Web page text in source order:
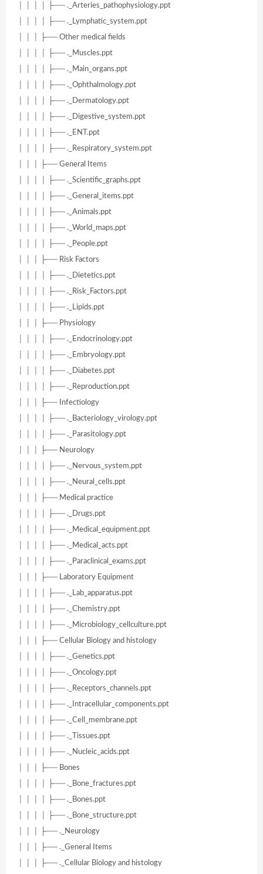
│ │ │ │ ├── ._Arteries_pathophysiology.ppt
│ │ │ │ ├── ._Lymphatic_system.ppt
│ │ │ ├── Other medical fields
│ │ │ │ ├── ._Muscles.ppt
│ │ │ │ ├── ._Main_organs.ppt
│ │ │ │ ├── ._Ophthalmology.ppt
│ │ │ │ ├── ._Dermatology.ppt
│ │ │ │ ├── ._Digestive_system.ppt
│ │ │ │ ├── ._ENT.ppt
│ │ │ │ ├── ._Respiratory_system.ppt
│ │ │ ├── General Items
│ │ │ │ ├── ._Scientific_graphs.ppt
│ │ │ │ ├── ._General_items.ppt
│ │ │ │ ├── ._Animals.ppt
│ │ │ │ ├── ._World_maps.ppt
│ │ │ │ ├── ._People.ppt
│ │ │ ├── Risk Factors
│ │ │ │ ├── ._Dietetics.ppt
│ │ │ │ ├── ._Risk_Factors.ppt
│ │ │ │ ├── ._Lipids.ppt
│ │ │ ├── Physiology
│ │ │ │ ├── ._Endocrinology.ppt
│ │ │ │ ├── ._Embryology.ppt
│ │ │ │ ├── ._Diabetes.ppt
│ │ │ │ ├── ._Reproduction.ppt
│ │ │ ├── Infectiology
│ │ │ │ ├── ._Bacteriology_virology.ppt
│ │ │ │ ├── ._Parasitology.ppt
│ │ │ ├── Neurology
│ │ │ │ ├── ._Nervous_system.ppt
│ │ │ │ ├── ._Neural_cells.ppt
│ │ │ ├── Medical practice
│ │ │ │ ├── ._Drugs.ppt
│ │ │ │ ├── ._Medical_equipment.ppt
│ │ │ │ ├── ._Medical_acts.ppt
│ │ │ │ ├── ._Paraclinical_exams.ppt
│ │ │ ├── Laboratory Equipment
│ │ │ │ ├── ._Lab_apparatus.ppt
│ │ │ │ ├── ._Chemistry.ppt
│ │ │ │ ├── ._Microbiology_cellculture.ppt
│ │ │ ├── Cellular Biology and histology
│ │ │ │ ├── ._Genetics.ppt
│ │ │ │ ├── ._Oncology.ppt
│ │ │ │ ├── ._Receptors_channels.ppt
│ │ │ │ ├── ._Intracellular_components.ppt
│ │ │ │ ├── ._Cell_membrane.ppt
│ │ │ │ ├── ._Tissues.ppt
│ │ │ │ ├── ._Nucleic_acids.ppt
│ │ │ ├── Bones
│ │ │ │ ├── ._Bone_fractures.ppt
│ │ │ │ ├── ._Bones.ppt
│ │ │ │ ├── ._Bone_structure.ppt
│ │ │ ├── ._Neurology
│ │ │ ├── ._General Items
│ │ │ ├── ._Cellular Biology and histology